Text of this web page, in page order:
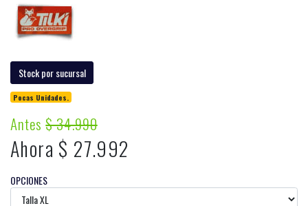
Stock por sucursal
Pocas Unidades.
Antes$ 34.990
Ahora $ 27.992
OPCIONES